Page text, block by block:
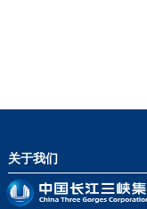
关于我们